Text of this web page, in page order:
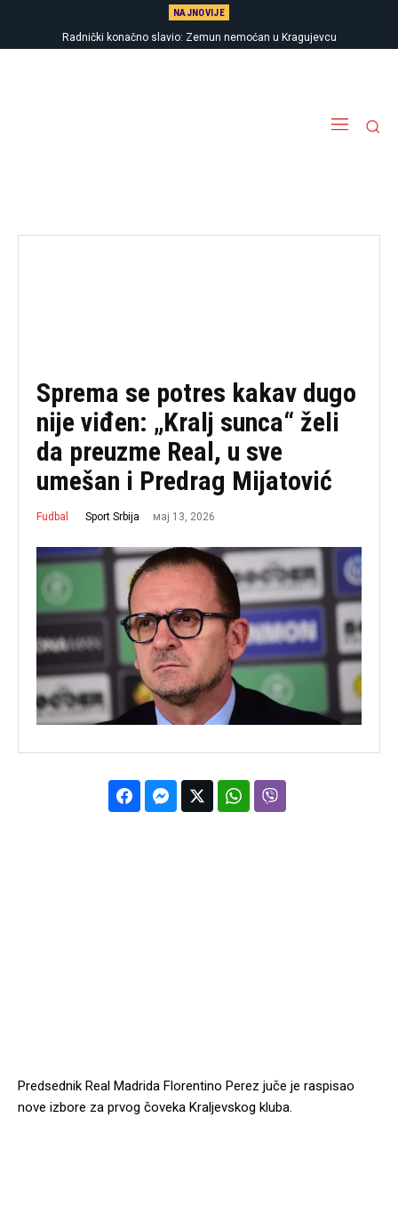
NAJNOVIJE
Radnički konačno slavio: Zemun nemoćan u Kragujevcu
Sprema se potres kakav dugo
nije viđen: „Kralj sunca“ želi
da preuzme Real, u sve
umešan i Predrag Mijatović
Fudbal Sport Srbija мај 13, 2026
Predsednik Real Madrida Florentino Perez juče je raspisao
nove izbore za prvog čoveka Kraljevskog kluba.